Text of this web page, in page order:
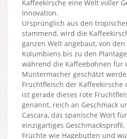
Kaffeekirsche eine Welt voller
Innovation.
Ursprünglich aus den
stammend, wird die
ganzen Welt angebaut, von
Kolumbiens bis zu den
während die Kaffeebohnen für
Muntermacher geschätzt
Fruchtfleisch der Kaffeekirsche
ist gerade dieses rote
genannt, reich an Geschmack
Cascara, das spanische Wort
einzigartiges Geschmacksprofil,
Früchte wie Hagebutten und